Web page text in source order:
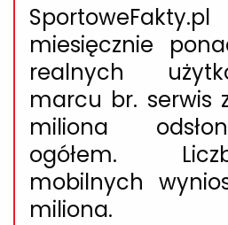
miesięcznie
realnych
marcu br. serwis
miliona
ogółem.
mobilnych
miliona.